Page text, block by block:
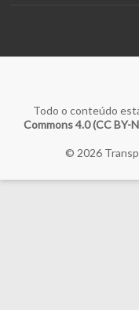
Todo o conteúdo
Commons 4.0 (CC BY-
© 2026